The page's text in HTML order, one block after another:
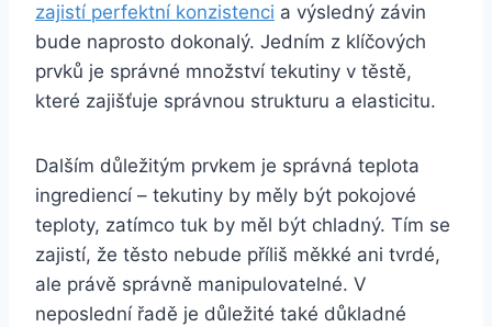
zajistí perfektní konzistenci a výsledný závin
bude naprosto dokonalý. Jedním z klíčových
prvků je správné množství tekutiny v těstě,
které zajišťuje správnou strukturu a elasticitu.
Dalším důležitým prvkem je správná teplota
ingrediencí – tekutiny by měly být pokojové
teploty, zatímco tuk by měl být chladný. Tím se
zajistí, že těsto nebude příliš měkké ani tvrdé,
ale právě správně manipulovatelné. V
neposlední řadě je důležité také důkladné